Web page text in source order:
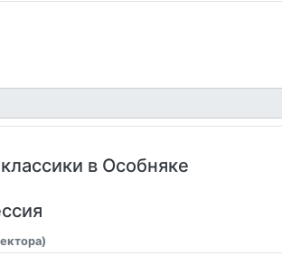
в Особняке